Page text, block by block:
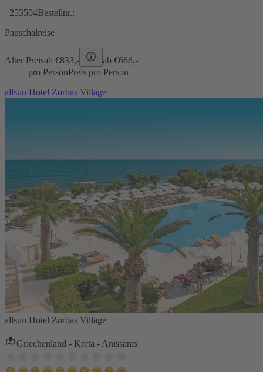
253504Bestellnr.:
Pauschalreise
Alter Preisab €833,- ab €666,-
pro PersonPreis pro Person
allsun Hotel Zorbas Village
allsun Hotel Zorbas Village
Griechenland - Kreta - Anissaras